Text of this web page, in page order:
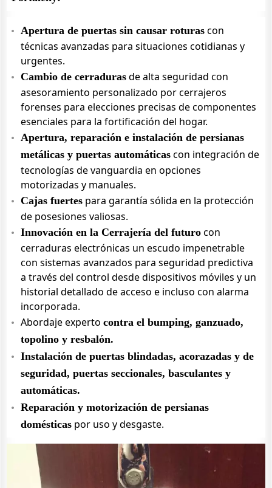
Apertura de puertas sin causar roturas con
técnicas avanzadas para situaciones cotidianas y
urgentes.
Cambio de cerraduras de alta seguridad con
asesoramiento personalizado por cerrajeros
forenses para elecciones precisas de componentes
esenciales para la fortificación del hogar.
Apertura, reparación e instalación de persianas
metálicas y puertas automáticas con integración de
tecnologías de vanguardia en opciones
motorizadas y manuales.
Cajas fuertes para garantía sólida en la protección
de posesiones valiosas.
Innovación en la Cerrajería del futuro con
cerraduras electrónicas un escudo impenetrable
con sistemas avanzados para seguridad predictiva
a través del control desde dispositivos móviles y un
historial detallado de acceso e incluso con alarma
incorporada.
Abordaje experto contra el bumping, ganzuado,
topolino y resbalón.
Instalación de puertas blindadas, acorazadas y de
seguridad, puertas seccionales, basculantes y
automáticas.
Reparación y motorización de persianas
domésticas por uso y desgaste.